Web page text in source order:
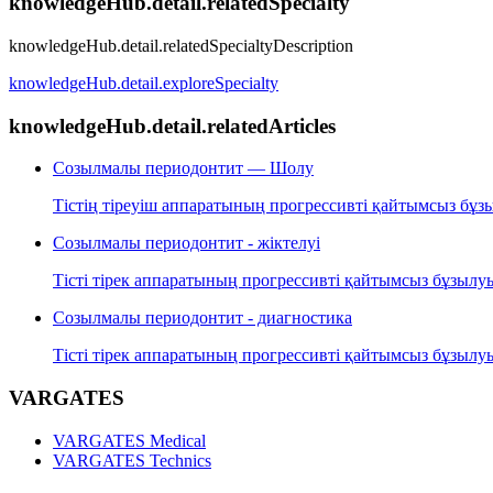
knowledgeHub.detail.relatedSpecialtyDescription
knowledgeHub.detail.exploreSpecialty
knowledgeHub.detail.relatedArticles
Созылмалы периодонтит — Шолу
Тістің тіреуіш аппаратының прогрессивті қайтымсыз
Созылмалы периодонтит - жіктелуі
Тісті тірек аппаратының прогрессивті қайтымсыз
Созылмалы периодонтит - диагностика
Тісті тірек аппаратының прогрессивті қайтымсыз
VARGATES
VARGATES Medical
VARGATES Technics